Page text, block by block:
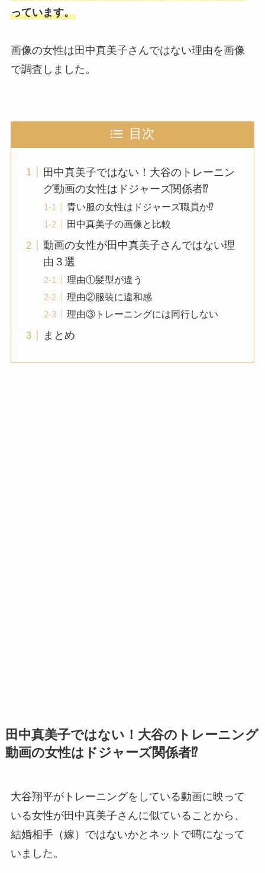
っています。
画像の女性は田中真美子さんではない理由を画像
で調査しました。
目次
田中真美子ではない！大谷のトレーニン
グ動画の女性はドジャーズ関係者⁉
青い服の女性はドジャーズ職員か⁉
田中真美子の画像と比較
動画の女性が田中真美子さんではない理
由３選
理由①髪型が違う
理由②服装に違和感
理由③トレーニングには同行しない
まとめ
田中真美子ではない！大谷のトレーニング
動画の女性はドジャーズ関係者⁉
大谷翔平がトレーニングをしている動画に映って
いる女性が田中真美子さんに似ていることから、
結婚相手（嫁）ではないかとネットで噂になって
いました。